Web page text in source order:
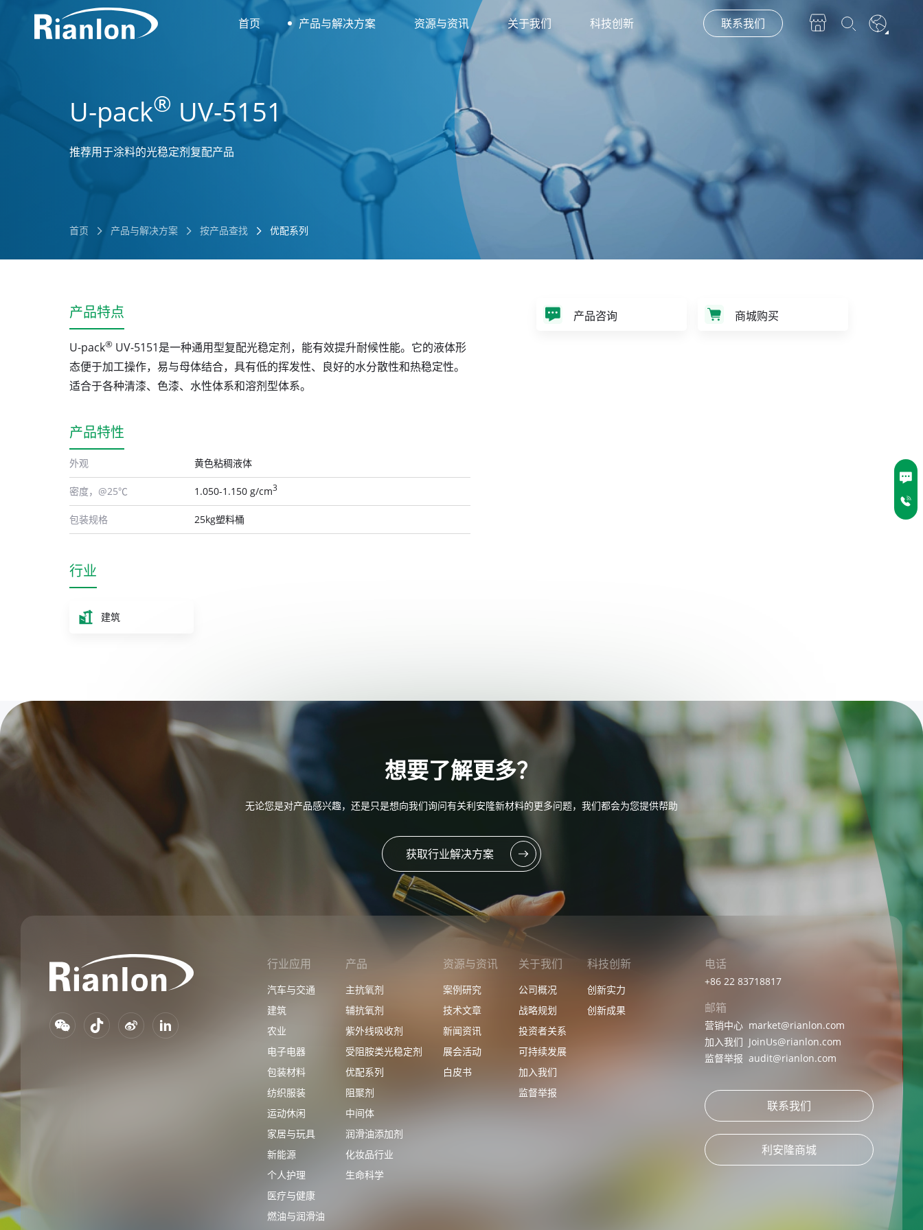
首页 产品与解决方案 资源与资讯 关于我们 科技创新 联系我们
U-pack® UV-5151
推荐用于涂料的光稳定剂复配产品
首页 产品与解决方案 按产品查找 优配系列
产品特点
U-pack®UV-5151是一种通用型复配光稳定剂，能有效提升耐候性能。它的液体形
态便于加工操作，易与母体结合，具有低的挥发性、良好的水分散性和热稳定性。
适合于各种清漆、色漆、水性体系和溶剂型体系。
产品特性
外观 黄色粘稠液体
密度，@25℃ 1.050-1.150 g/cm3
包装规格 25kg塑料桶
行业
建筑
产品咨询 商城购买
想要了解更多？
无论您是对产品感兴趣，还是只是想向我们询问有关利安隆新材料的更多问题，我们都会为您提供帮助
获取行业解决方案
行业应用
汽车与交通
建筑
农业
电子电器
包装材料
纺织服装
运动休闲
家居与玩具
新能源
个人护理
医疗与健康
燃油与润滑油
产品
主抗氧剂
辅抗氧剂
紫外线吸收剂
受阻胺类光稳定剂
优配系列
阻聚剂
中间体
润滑油添加剂
化妆品行业
生命科学
资源与资讯
案例研究
技术文章
新闻资讯
展会活动
白皮书
关于我们
公司概况
战略规划
投资者关系
可持续发展
加入我们
监督举报
科技创新
创新实力
创新成果
电话
+86 22 83718817
邮箱
营销中心 market@rianlon.com
加入我们 JoinUs@rianlon.com
监督举报 audit@rianlon.com
联系我们
利安隆商城